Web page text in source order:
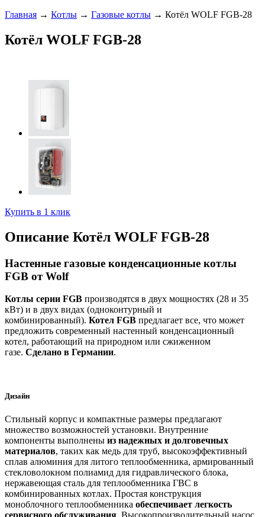
Главная → Котлы → Газовые котлы → Котёл WOLF FGB-28
Котёл WOLF FGB-28
Купить в 1 клик
Описание Котёл WOLF FGB-28
Настенные газовые конденсационные котлы
FGB от Wolf
Котлы серии FGB производятся в двух мощностях (28 и 35
кВт) и в двух видах (одноконтурный и
комбинированный). Котел FGB предлагает все, что может
предложить современный настенный конденсационный
котел, работающий на природном или сжиженном
газе. Cделано в Германии.
Дизайн
Стильный корпус и компактные размеры предлагают
множество возможностей установки. Внутренние
компоненты выполнены из надежных и долговечных
материалов, таких как медь для труб, высокоэффективный
сплав алюминия для литого теплообменника, армированный
стекловолокном полиамид для гидравлического блока,
нержавеющая сталь для теплообменника ГВС в
комбинированных котлах. Простая конструкция
моноблочного теплообменника обеспечивает легкость
сервисного обслуживания . Высокопроизводительный насос